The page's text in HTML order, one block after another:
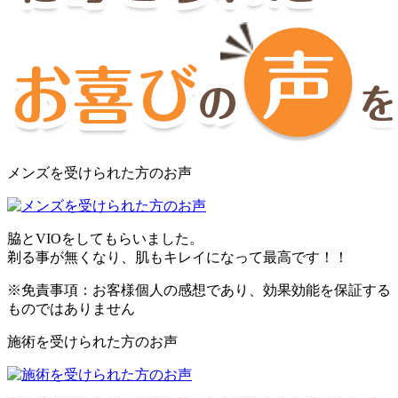
メンズを受けられた方のお声
脇とVIOをしてもらいました。
剃る事が無くなり、肌もキレイになって最高です！！
※免責事項：お客様個人の感想であり、効果効能を保証する
ものではありません
施術を受けられた方のお声